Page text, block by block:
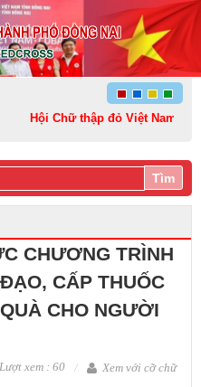
Hội Chữ thập đỏ Việt Nam: Kết
Tìm
CHƯƠNG TRÌNH
CẤP THUỐC
CHO NGƯỜI
Lượt xem : 60
Xem với cỡ chữ